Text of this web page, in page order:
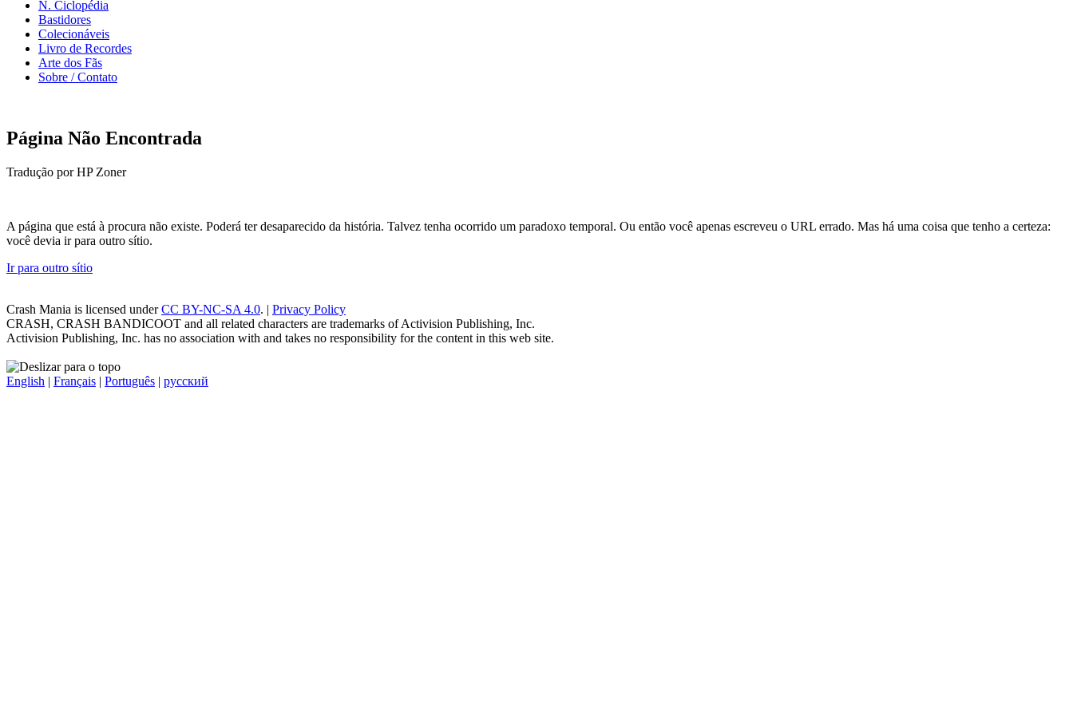
N. Ciclopédia
Bastidores
Colecionáveis
Livro de Recordes
Arte dos Fãs
Sobre / Contato
Página Não Encontrada
Tradução por HP Zoner
A página que está à procura não existe. Poderá ter desaparecido da história. Talvez tenha ocorrido um paradoxo temporal. Ou então você apenas escreveu o URL errado. Mas há uma coisa que tenho a certeza:
você devia ir para outro sítio.
Ir para outro sítio
Crash Mania is licensed underCC BY-NC-SA 4.0. | Privacy Policy
CRASH, CRASH BANDICOOT and all related characters are trademarks of Activision Publishing, Inc.
Activision Publishing, Inc. has no association with and takes no responsibility for the content in this web site.
English | Français | Português | русский